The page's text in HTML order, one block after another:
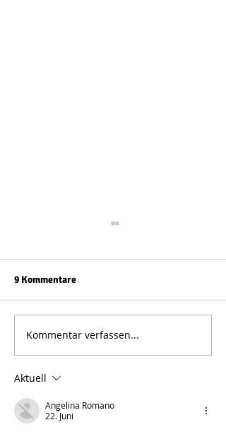
Automatenversicherung
Vorteile: Warum eine
unverzichtbar ist
9 Kommentare
Kommentar verfassen...
Aktuell
Angelina Romano
22. Juni